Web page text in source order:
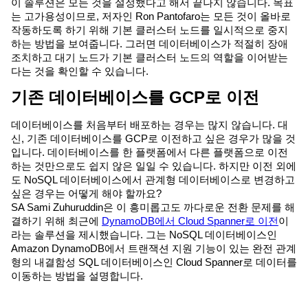
이 솔루션은 모든 것을 설정했다고 해서 끝나지 않습니다. 목표
는 고가용성이므로, 저자인 Ron Pantofaro는 모든 것이 올바로
작동하도록 하기 위해 기본 클러스터 노드를 일시적으로 중지
하는 방법을 보여줍니다. 그러면 데이터베이스가 적절히 장애
조치하고 대기 노드가 기본 클러스터 노드의 역할을 이어받는
다는 것을 확인할 수 있습니다.
기존 데이터베이스를 GCP로 이전
데이터베이스를 처음부터 배포하는 경우는 많지 않습니다. 대
신, 기존 데이터베이스를 GCP로 이전하고 싶은 경우가 많을 것
입니다. 데이터베이스를 한 플랫폼에서 다른 플랫폼으로 이전
하는 것만으로도 쉽지 않은 일일 수 있습니다. 하지만 이전 외에
도 NoSQL 데이터베이스에서 관계형 데이터베이스로 변경하고
싶은 경우는 어떻게 해야 할까요?
SA Sami Zuhuruddin은 이 흥미롭고도 까다로운 전환 문제를 해
결하기 위해 최근에
DynamoDB에서 Cloud Spanner로 이전 이
라는 솔루션을 제시했습니다. 그는 NoSQL 데이터베이스인
Amazon DynamoDB에서 트랜잭션 지원 기능이 있는 완전 관계
형의 내결함성 SQL 데이터베이스인 Cloud Spanner로 데이터를
이동하는 방법을 설명합니다.